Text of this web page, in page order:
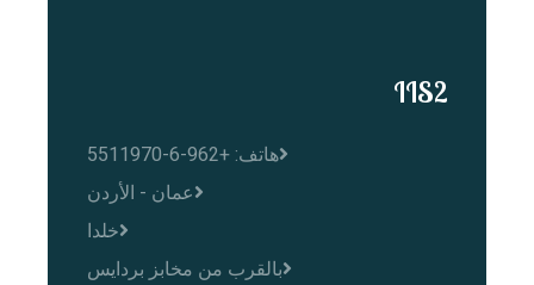
IIS2
هاتف: +962-6-5511970
عمان - الأردن
خلدا
بالقرب من مخابز بردايس